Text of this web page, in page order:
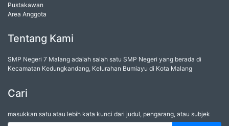
Pustakawan
Area Anggota
Tentang Kami
SMP Negeri 7 Malang adalah salah satu SMP Negeri yang berada di
Kecamatan Kedungkandang, Kelurahan Bumiayu di Kota Malang
Cari
masukkan satu atau lebih kata kunci dari judul, pengarang, atau subjek